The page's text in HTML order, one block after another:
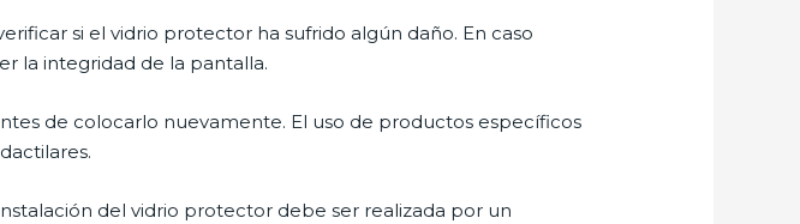
si el vidrio protector ha sufrido algún daño. En caso
la integridad de la pantalla.
de colocarlo nuevamente. El uso de productos específicos
del vidrio protector debe ser realizada por un